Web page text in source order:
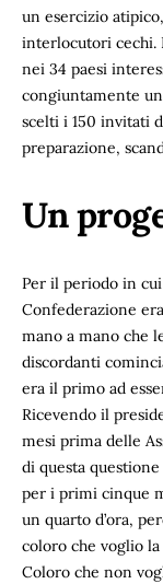
un esercizio
interlocutori cechi.
nei 34 paesi
congiuntamente
scelti i 150 invitati
preparazione,
Un
Per il periodo in
Confederazione
mano a mano che
discordanti
era il primo ad
Ricevendo il
mesi prima delle
di questa
per i primi cinque
un quarto d’ora,
coloro che voglio
Coloro che non